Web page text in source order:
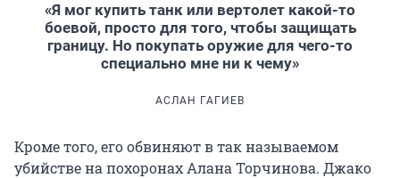
«Я мог купить танк или вертолет какой-то
боевой, просто для того, чтобы защищать
границу. Но покупать оружие для чего-то
специально мне ни к чему»
АСЛАН ГАГИЕВ
Кроме того, его обвиняют в так называемом
убийстве на похоронах Алана Торчинова. Джако